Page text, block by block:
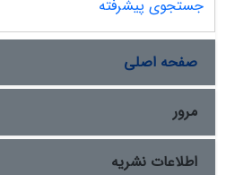
زمان، فراگیر شد.پژوهش
گذرا،پیدایش و تحوّل تاریخ
بررسی کند.این موضوع با طرح
تاریخ نویسی این دوره،مراحل
جستجوی پیشرفته
صفحه اصلی
مرور
اطلاعات نشریه